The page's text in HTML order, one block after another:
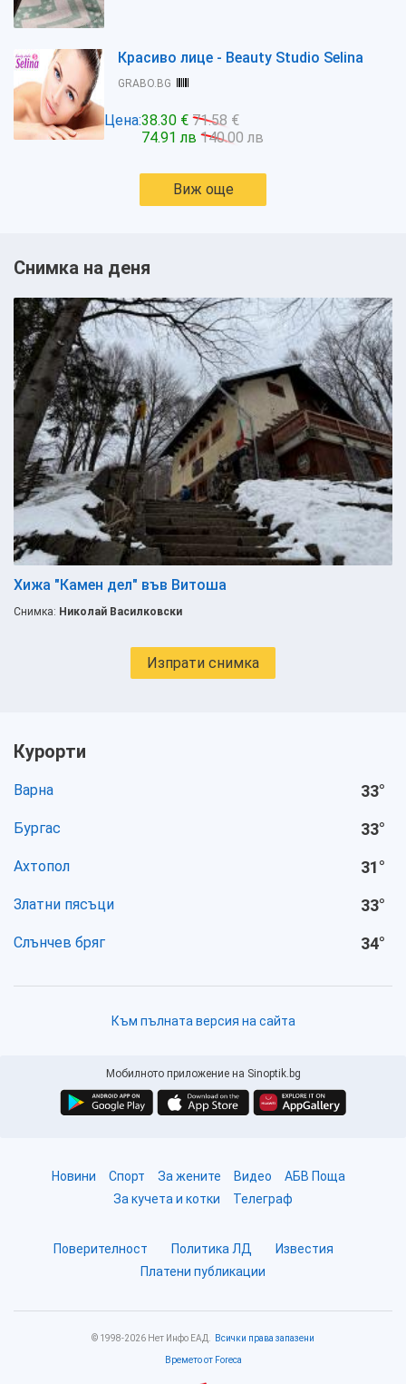
Красиво лице - Beauty Studio Selina
GRABO.BG
Цена:38.30 € 71.58 €
74.91 лв 140.00 лв
Виж още
Снимка на деня
Хижа "Камен дел" във Витоша
Снимка: Николай Василковски
Изпрати снимка
Курорти
Варна 33°
Бургас 33°
Ахтопол 31°
Златни пясъци 33°
Слънчев бряг 34°
Към пълната версия на сайта
Мобилното приложение на Sinoptik.bg
Новини Спорт За жените Видео
АБВ Поща
За кучета и котки
Телеграф
Поверителност Политика ЛД
Известия
Платени публикации
© 1998-2026 Нет Инфо ЕАД. Всички права запазени
Времето от Foreca